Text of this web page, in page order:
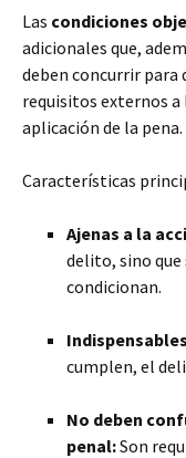
Las condiciones
adicionales que,
deben concurrir para
requisitos externos
aplicación de la pena.
Características
Ajenas a la
delito, sino que
condicionan.
cumplen, el
No deben
penal:Son